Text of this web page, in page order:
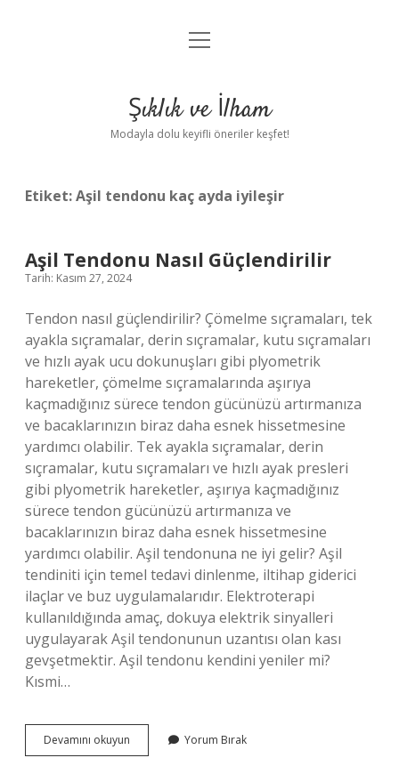
Anasayfa
Yasal Uyarı
menüyü
Şıklık ve İlham
Modayla dolu keyifli öneriler keşfet!
Etiket:Aşil tendonu kaç ayda iyileşir
Aşil Tendonu Nasıl Güçlendirilir
Tarih: Kasım 27, 2024
Tendon nasıl güçlendirilir? Çömelme sıçramaları, tek
ayakla sıçramalar, derin sıçramalar, kutu sıçramaları
ve hızlı ayak ucu dokunuşları gibi plyometrik
hareketler, çömelme sıçramalarında aşırıya
kaçmadığınız sürece tendon gücünüzü artırmanıza
ve bacaklarınızın biraz daha esnek hissetmesine
yardımcı olabilir. Tek ayakla sıçramalar, derin
sıçramalar, kutu sıçramaları ve hızlı ayak presleri
gibi plyometrik hareketler, aşırıya kaçmadığınız
sürece tendon gücünüzü artırmanıza ve
bacaklarınızın biraz daha esnek hissetmesine
yardımcı olabilir. Aşil tendonuna ne iyi gelir? Aşil
tendiniti için temel tedavi dinlenme, iltihap giderici
ilaçlar ve buz uygulamalarıdır. Elektroterapi
kullanıldığında amaç, dokuya elektrik sinyalleri
uygulayarak Aşil tendonunun uzantısı olan kası
gevşetmektir. Aşil tendonu kendini yeniler mi?
Kısmi…
Devamını okuyun
Tendonu
Yorum Bırak